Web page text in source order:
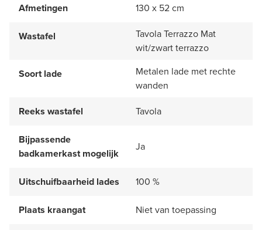
Afmetingen 130 x 52 cm
Wastafel
Tavola Terrazzo Mat
wit/zwart terrazzo
Soort lade
Metalen lade met rechte
wanden
Reeks wastafel
Tavola
Bijpassende
badkamerkast mogelijk
Ja
Uitschuifbaarheid lades 100 %
Plaats kraangat Niet van toepassing